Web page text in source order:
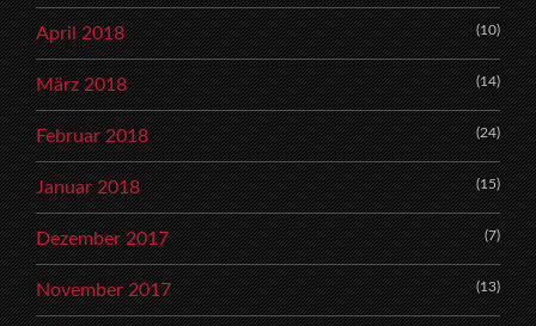
April 2018 (10)
März 2018 (14)
Februar 2018 (24)
Januar 2018 (15)
Dezember 2017 (7)
November 2017 (13)